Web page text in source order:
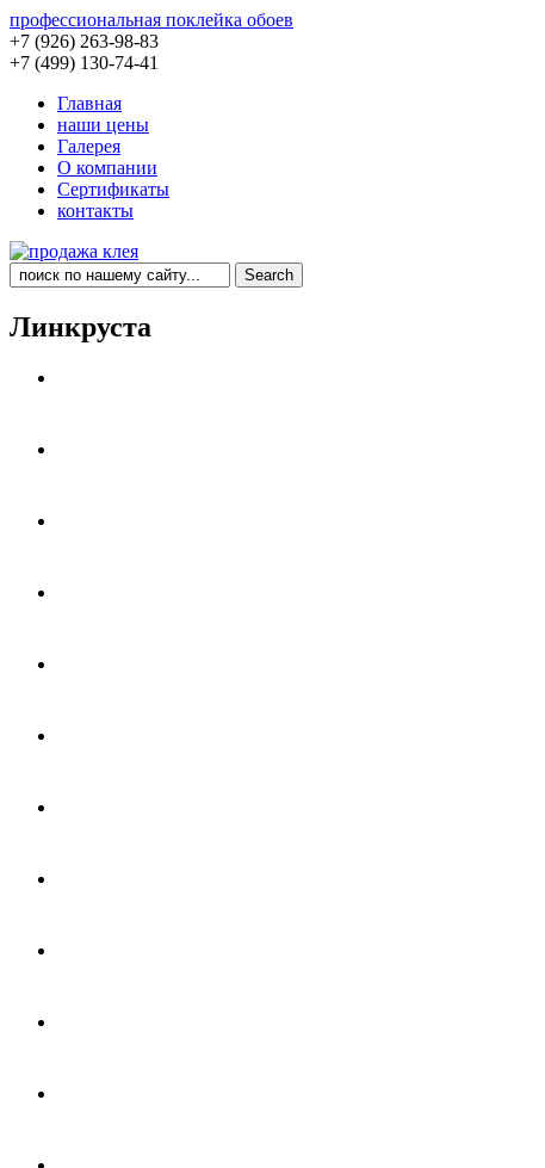
профессиональная поклейка обоев
+7 (926) 263-98-83
+7 (499) 130-74-41
Главная
наши цены
Галерея
О компании
Сертификаты
контакты
Линкруста